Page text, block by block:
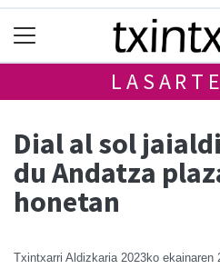
Dial al sol
du Andatza
honetan
Txintxarri Aldizkaria 2023ko ekainaren